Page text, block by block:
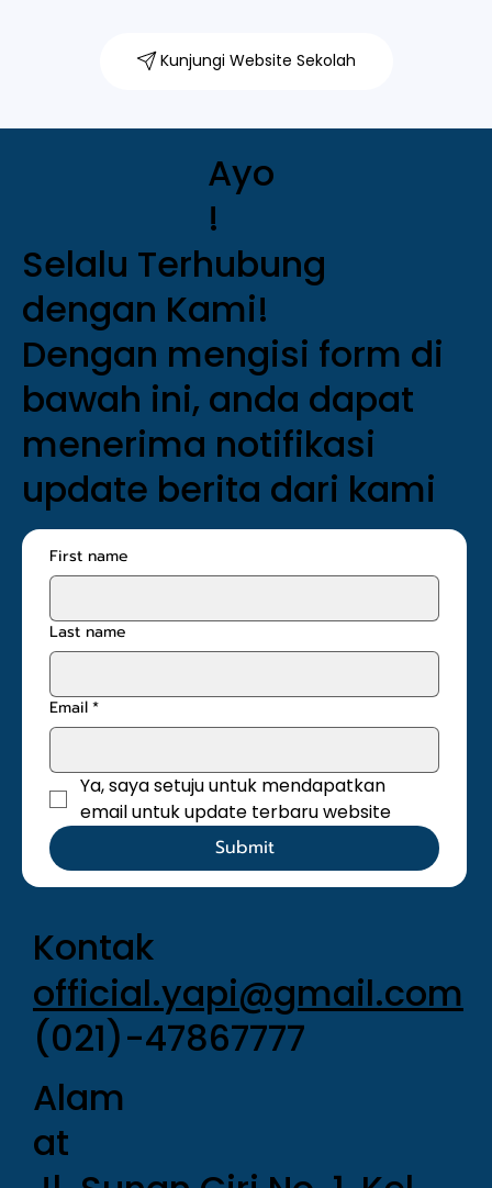
Kunjungi Website Sekolah
Kontak
official.yapi@gmail.com
(021)-47867777
Alam
at
Ayo
!
Selalu Terhubung
dengan Kami!
Dengan mengisi form di
bawah ini, anda dapat
menerima notifikasi
update berita dari kami
First name
Last name
Email*
Ya, saya setuju untuk mendapatkan
email untuk update terbaru website
Submit